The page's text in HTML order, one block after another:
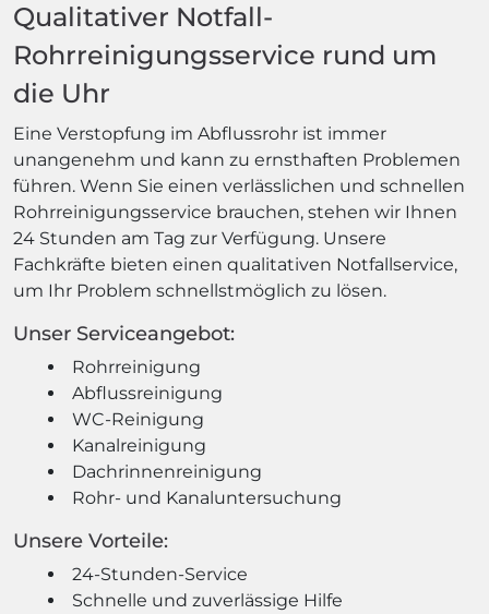
Qualitativer Notfall-
Rohrreinigungsservice rund um
die Uhr
Eine Verstopfung im Abflussrohr ist immer
unangenehm und kann zu ernsthaften Problemen
führen. Wenn Sie einen verlässlichen und schnellen
Rohrreinigungsservice brauchen, stehen wir Ihnen
24 Stunden am Tag zur Verfügung. Unsere
Fachkräfte bieten einen qualitativen Notfallservice,
um Ihr Problem schnellstmöglich zu lösen.
Unser Serviceangebot:
Rohrreinigung
Abflussreinigung
WC-Reinigung
Kanalreinigung
Dachrinnenreinigung
Rohr- und Kanaluntersuchung
Unsere Vorteile:
24-Stunden-Service
Schnelle und zuverlässige Hilfe